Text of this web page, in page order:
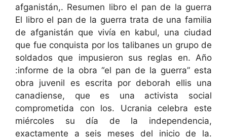
afganistán,. Resumen libro el pan de la guerra
El libro el pan de la guerra trata de una familia
de afganistán que vivía en kabul, una ciudad
que fue conquista por los talibanes un grupo de
soldados que impusieron sus reglas en. Año
:informe de la obra “el pan de la guerra” esta
obra juvenil es escrita por deborah ellis una
canadiense, que es una activista social
comprometida con los. Ucrania celebra este
miércoles su día de la independencia,
exactamente a seis meses del inicio de la.